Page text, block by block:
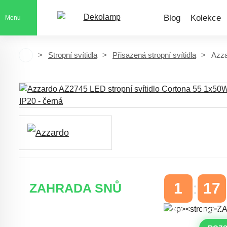
Menu Blog Kolekce
Stropní svítidla Přisazená stropní svítidla
ZAHRADA SNŮ 1
DNY
17
HODINY